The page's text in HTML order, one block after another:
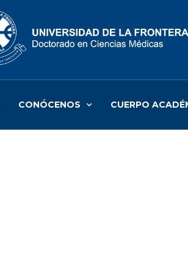
CONÓCENOS CUERPO